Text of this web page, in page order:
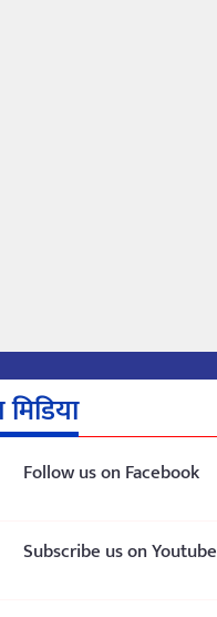
Follow us on Facebook
Subscribe us on Youtube